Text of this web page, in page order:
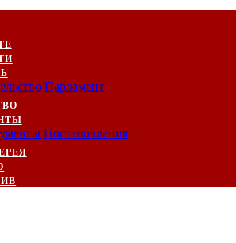
Парламент
Постановления